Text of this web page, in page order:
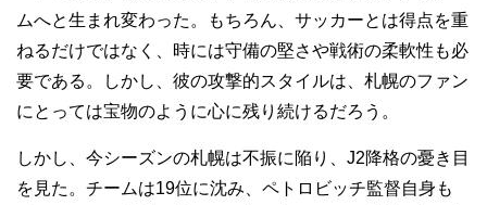
ムへと生まれ変わった。もちろん、サッカーとは得点を重
ねるだけではなく、時には守備の堅さや戦術の柔軟性も必
要である。しかし、彼の攻撃的スタイルは、札幌のファン
にとっては宝物のように心に残り続けるだろう。
しかし、今シーズンの札幌は不振に陥り、J2降格の憂き目
を見た。チームは19位に沈み、ペトロビッチ監督自身も